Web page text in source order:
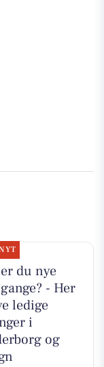
du nye
- Her
ledige
i
og